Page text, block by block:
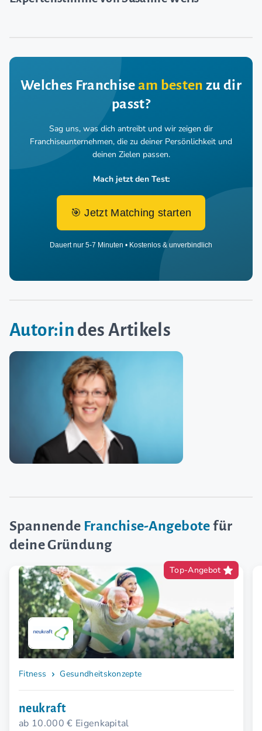
Welches Franchiseam besten zu dir
passt?
Sag uns, was dich antreibt und wir zeigen dir
Franchiseunternehmen, die zu deiner Persönlichkeit und
deinen Zielen passen.
Mach jetzt den Test:
🎯 Jetzt Matching starten
Dauert nur 5-7 Minuten • Kostenlos & unverbindlich
Autor:in des Artikels
Spannende Franchise-Angebotefür
deine Gründung
Top-Angebot
Fitness Gesundheitskonzepte
neukraft
ab 10.000 € Eigenkapital